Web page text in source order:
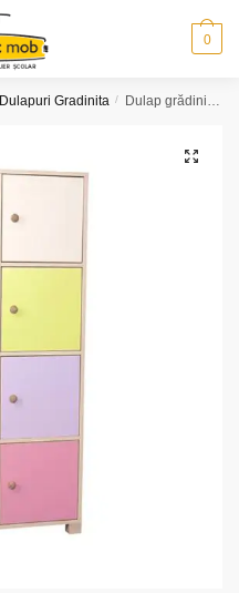
0
Dulapuri Gradinita / Dulap grădiniță 8 uși (model K32)
🔍